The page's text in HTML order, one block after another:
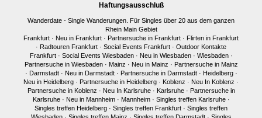
Haftungsausschluß
Wanderdate - Single Wanderungen. Für Singles über 20 aus dem ganzen
Rhein Main Gebiet
Frankfurt · Neu in Frankfurt · Partnersuche in Frankfurt · Flirten in Frankfurt
· Radtouren Frankfurt · Social Events Frankfurt · Outdoor Kontakte
Frankfurt· Social Events Wiesbaden· Neu in Wiesbaden· Wiesbaden·
Partnersuche in Wiesbaden· Mainz · Neu in Mainz · Partnersuche in Mainz
· Darmstadt· Neu in Darmstadt· Partnersuche in Darmstadt· Heidelberg·
Neu in Heidelberg · Partnersuche in Heidelberg · Koblenz · Neu In Koblenz ·
Partnersuche in Koblenz · Neu In Karlsruhe· Karlsruhe· Partnersuche in
Karlsruhe· Neu in Mannheim· Mannheim· Singles treffen Karlsruhe·
Singles treffen Heidelberg · Singles treffen Frankfurt · Singles treffen